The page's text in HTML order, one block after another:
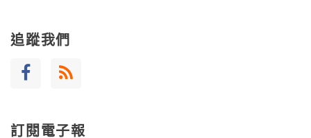
追蹤我們
訂閱電子報